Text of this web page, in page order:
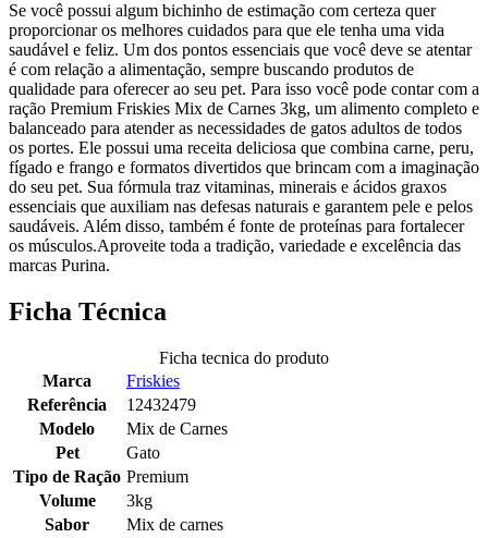
Se você possui algum bichinho de estimação com certeza quer
proporcionar os melhores cuidados para que ele tenha uma vida
saudável e feliz. Um dos pontos essenciais que você deve se atentar
é com relação a alimentação, sempre buscando produtos de
qualidade para oferecer ao seu pet. Para isso você pode contar com a
ração Premium Friskies Mix de Carnes 3kg, um alimento completo e
balanceado para atender as necessidades de gatos adultos de todos
os portes. Ele possui uma receita deliciosa que combina carne, peru,
fígado e frango e formatos divertidos que brincam com a imaginação
do seu pet. Sua fórmula traz vitaminas, minerais e ácidos graxos
essenciais que auxiliam nas defesas naturais e garantem pele e pelos
saudáveis. Além disso, também é fonte de proteínas para fortalecer
os músculos.Aproveite toda a tradição, variedade e excelência das
marcas Purina.
Ficha Técnica
Ficha tecnica do produto
Marca
Friskies
Referência
12432479
Modelo
Mix de Carnes
Pet
Gato
Tipo de Ração Premium
Volume
3kg
Sabor
Mix de carnes